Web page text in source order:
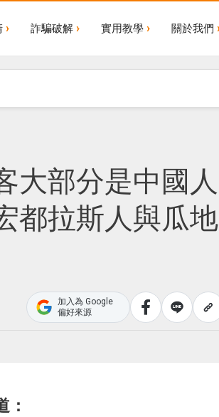
詐騙破解 實用教學 關於我們
大部分是中國人
都拉斯人與瓜地
加入為 Google
偏好來源
：